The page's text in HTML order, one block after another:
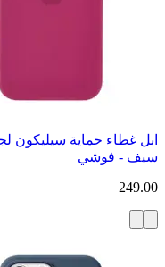
سيف - فوشي
249.00